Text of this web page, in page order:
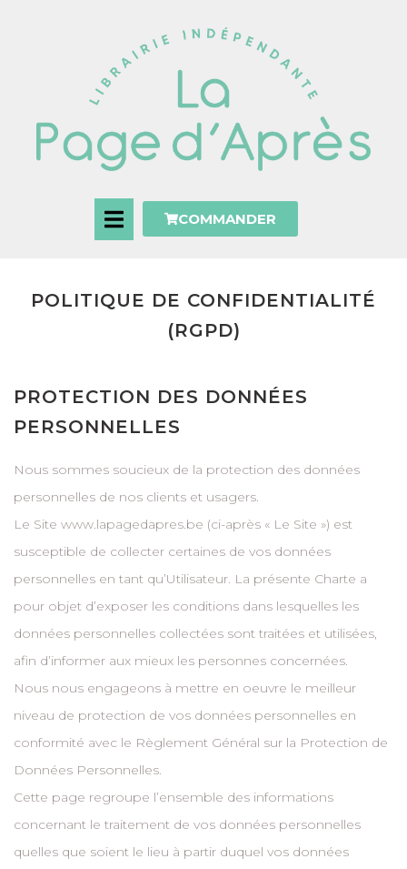
COMMANDER
POLITIQUE DE CONFIDENTIALITÉ
(RGPD)
PROTECTION DES DONNÉES
PERSONNELLES
Nous sommes soucieux de la protection des données
personnelles de nos clients et usagers.
Le Site www.lapagedapres.be (ci-après « Le Site ») est
susceptible de collecter certaines de vos données
personnelles en tant qu’Utilisateur. La présente Charte a
pour objet d’exposer les conditions dans lesquelles les
données personnelles collectées sont traitées et utilisées,
afin d’informer aux mieux les personnes concernées.
Nous nous engageons à mettre en oeuvre le meilleur
niveau de protection de vos données personnelles en
conformité avec le Règlement Général sur la Protection de
Données Personnelles.
Cette page regroupe l’ensemble des informations
concernant le traitement de vos données personnelles
quelles que soient le lieu à partir duquel vos données